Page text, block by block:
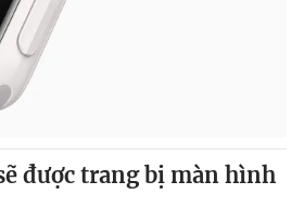
được trang bị màn hình